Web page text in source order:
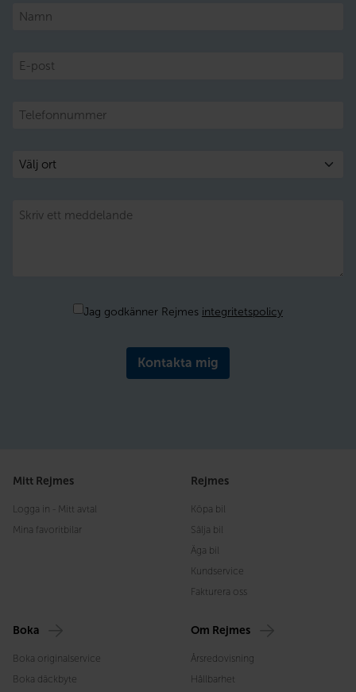
Namn
E-
post
Telefon
Välj
ort
Jag godkänner Rejmes integritetspolicy
Mitt Rejmes
Logga in - Mitt avtal
Mina favoritbilar
Rejmes
Köpa bil
Sälja bil
Äga bil
Kundservice
Fakturera oss
Boka
Boka originalservice
Boka däckbyte
Om Rejmes
Årsredovisning
Hållbarhet